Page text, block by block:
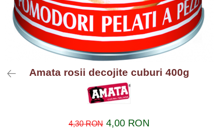
Amata rosii decojite cuburi 400g
4,30 RON 4,00 RON